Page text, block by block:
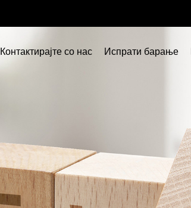
Контактирајте со нас Испрати барање